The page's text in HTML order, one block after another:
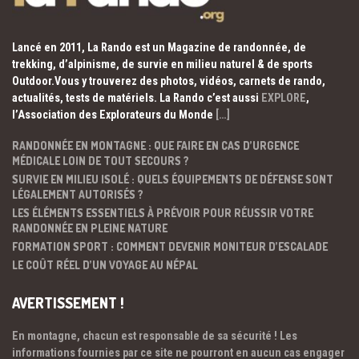
Lancé en 2011, La Rando est un Magazine de randonnée, de
trekking, d’alpinisme, de survie en milieu naturel & de sports
Outdoor.Vous y trouverez des photos, vidéos, carnets de rando,
actualités, tests de matériels. La Rando c’est aussi EXPLORE,
l’Association des Explorateurs du Monde […]
RANDONNÉE EN MONTAGNE : QUE FAIRE EN CAS D’URGENCE
MÉDICALE LOIN DE TOUT SECOURS ?
SURVIE EN MILIEU ISOLÉ : QUELS ÉQUIPEMENTS DE DÉFENSE SONT
LÉGALEMENT AUTORISÉS ?
LES ÉLÉMENTS ESSENTIELS À PRÉVOIR POUR RÉUSSIR VOTRE
RANDONNÉE EN PLEINE NATURE
FORMATION SPORT : COMMENT DEVENIR MONITEUR D’ESCALADE
LE COÛT RÉEL D’UN VOYAGE AU NÉPAL
AVERTISSEMENT !
En montagne, chacun est responsable de sa sécurité ! Les
informations fournies par ce site ne pourront en aucun cas engager